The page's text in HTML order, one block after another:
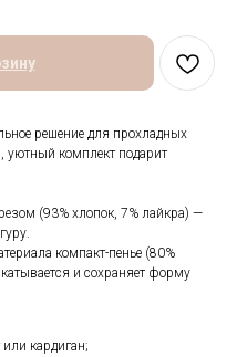
решение для прохладных
уютный комплект подарит
(93% хлопок, 7% лайкра) —
компакт-пенье (80%
и сохраняет форму
кардиган;